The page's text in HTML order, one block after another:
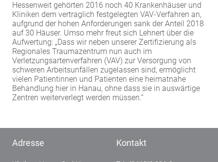
Hessenweit gehörten 2016 noch 40 Krankenhäuser und
Kliniken dem vertraglich festgelegten VAV-Verfahren an,
aufgrund der hohen Anforderungen sank der Anteil 2018
auf 30 Häuser. Umso mehr freut sich Lehnert über die
Aufwertung: „Dass wir neben unserer Zertifizierung als
Regionales Traumazentrum nun auch im
Verletzungsartenverfahren (VAV) zur Versorgung von
schweren Arbeitsunfällen zugelassen sind, ermöglicht
vielen Patientinnen und Patienten eine heimatnahe
Behandlung hier in Hanau, ohne dass sie in auswärtige
Zentren weiterverlegt werden müssen.“
Adresse Kontakt